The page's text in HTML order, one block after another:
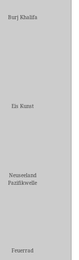
Burj Khalifa
Eis Kunst
Neuseeland
Pazifikwelle
Feuerrad